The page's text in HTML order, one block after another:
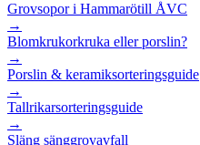
Grovsopor i Hammarötill ÅVC
→
Blomkrukorkruka eller porslin?
→
Porslin & keramiksorteringsguide
→
Tallrikarsorteringsguide
→
Släng sänggrovavfall